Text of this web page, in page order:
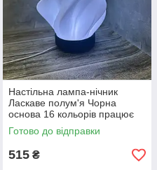
Настільна лампа-нічник
Ласкаве полум'я Чорна
основа 16 кольорів працює
від повербанка
Готово до відправки
515 ₴